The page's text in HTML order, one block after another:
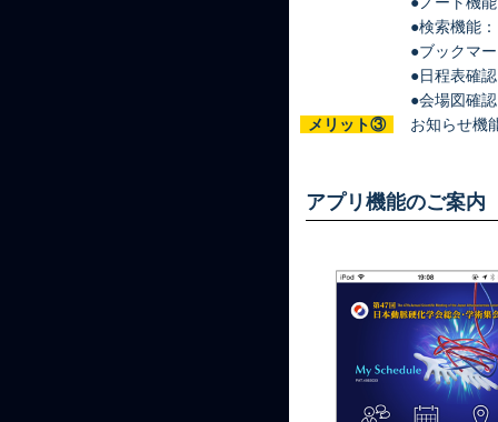
●検索機能：
●ブックマ
●日程表確
●会場図確
メリット③
お知らせ機
アプリ機能のご案内